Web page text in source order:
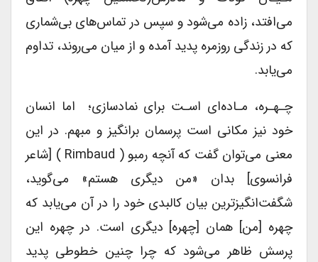
می‌افتد، زاده می‌شود و سپس در تماس‌های بی‌شماری
که در زندگی روزمره پدید آمده و از میان می‌روند، تداوم
می‌یابد.
چـهـره، مـاده‌ای اسـت برای نمادسازی؛ اما انسان
خود نیز مکانی است پرسمان برانگیز و مبهم. در این
معنی می‌توان گفت که آنچه رمبو ( Rimbaud ) [شاعر
فرانسوی] بدان «من دیگری هستم» می‌گوید،
شگفت‌انگیزترین بیان کالبدی خود را در آن می‌یابد که
چهره [من] همان [چهره] دیگری است. در چهره این
پرسش ظاهر می‌شود که چرا چنین خطوطی پدید